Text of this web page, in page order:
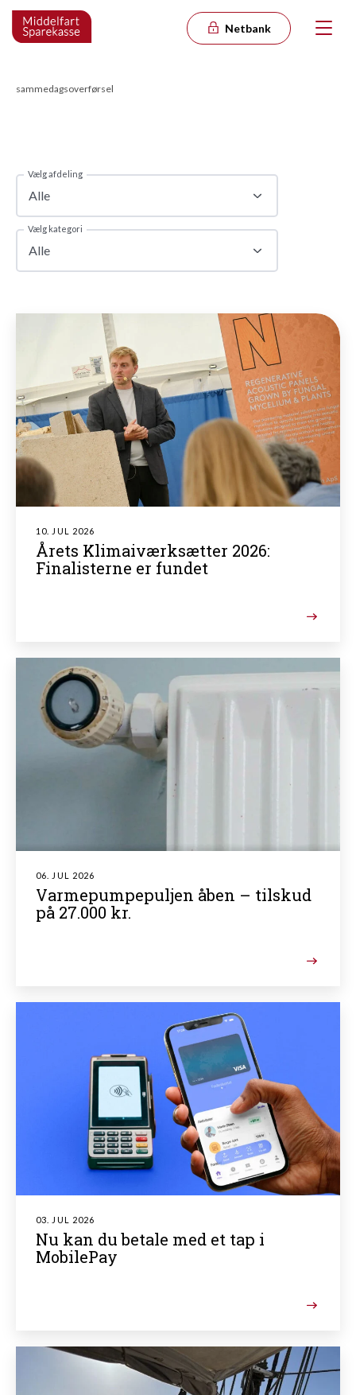
Netbank
sammedagsoverførsel
Vælg afdeling
Alle
Vælg kategori
Alle
10. JUL 2026
Årets Klimaiværksætter 2026:
Finalisterne er fundet
06. JUL 2026
Varmepumpepuljen åben – tilskud
på 27.000 kr.
03. JUL 2026
Nu kan du betale med et tap i
MobilePay